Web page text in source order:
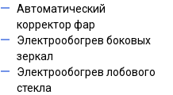
Автоматический
корректор фар
Электрообогрев боковых
зеркал
Электрообогрев лобового
стекла